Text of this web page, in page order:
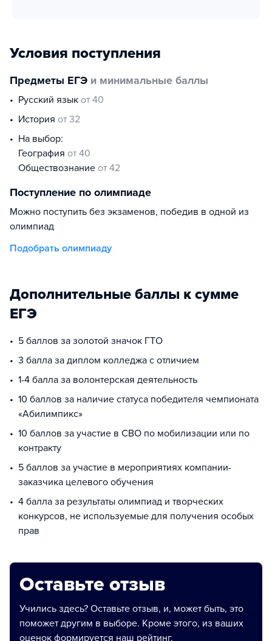
Условия поступления
Предметы ЕГЭ и минимальные баллы
русский язык от 40
история от 32
На выбор:
география от 40
обществознание от 42
Поступление по олимпиаде
Можно поступить без экзаменов, победив в одной из
олимпиад
Подобрать олимпиаду
Дополнительные баллы к сумме
ЕГЭ
5 баллов за золотой значок ГТО
3 балла за диплом колледжа с отличием
1-4 балла за волонтерская деятельность
10 баллов за наличие статуса победителя чемпионата
«Абилимпикс»
10 баллов за участие в СВО по мобилизации или по
контракту
5 баллов за участие в мероприятиях компании-
заказчика целевого обучения
4 балла за результаты олимпиад и творческих
конкурсов, не используемые для получения особых
прав
Оставьте отзыв
Учились здесь? Оставьте отзыв, и, может быть, это
поможет другим в выборе. Кроме этого, из ваших
оценок формируется наш рейтинг.